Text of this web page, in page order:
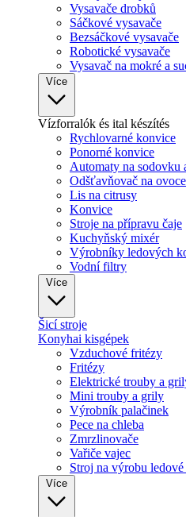
Vysavače drobků
Sáčkové vysavače
Bezsáčkové vysavače
Robotické vysavače
Vysavač na mokré a
Vízforralók és ital készítés
Rychlovarné konvice
Ponorné konvice
Automaty na sodovku
Odšťavňovač na ovoce
Lis na citrusy
Konvice
Stroje na přípravu čaje
Kuchyňský mixér
Výrobníky ledových
Vodní filtry
Šicí stroje
Konyhai kisgépek
Vzduchové fritézy
Fritézy
Elektrické trouby a
Mini trouby a grily
Výrobník palačinek
Pece na chleba
Zmrzlinovače
Vařiče vajec
Stroj na výrobu ledové